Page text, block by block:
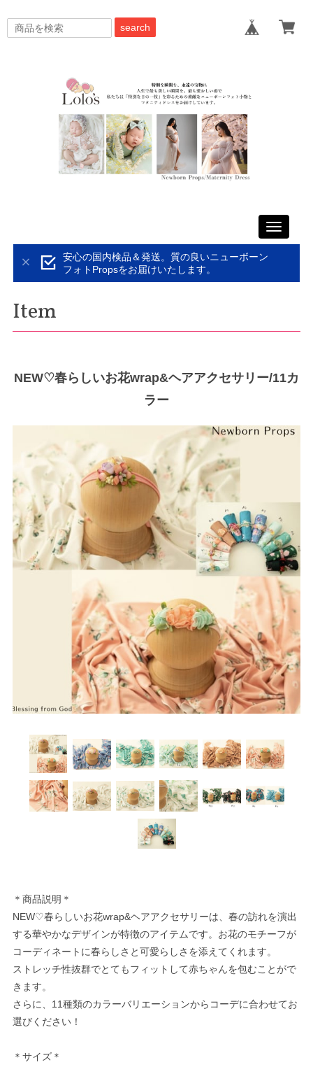
search
Toggle
安心の国内検品＆発送。質の良いニューボーン
フォトPropsをお届けいたします。
Item
NEW♡春らしいお花wrap&ヘアアクセサリー/11カ
ラー
＊商品説明＊
NEW♡春らしいお花wrap&ヘアアクセサリーは、春の訪れを演出
する華やかなデザインが特徴のアイテムです。お花のモチーフが
コーディネートに春らしさと可愛らしさを添えてくれます。
ストレッチ性抜群でとてもフィットして赤ちゃんを包むことがで
きます。
さらに、11種類のカラーバリエーションからコーデに合わせてお
選びください！
＊サイズ＊